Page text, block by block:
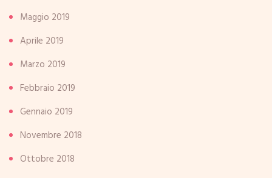
Maggio 2019
Aprile 2019
Marzo 2019
Febbraio 2019
Gennaio 2019
Novembre 2018
Ottobre 2018